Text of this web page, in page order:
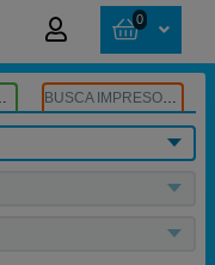
0
BUSCA IMPRESORA